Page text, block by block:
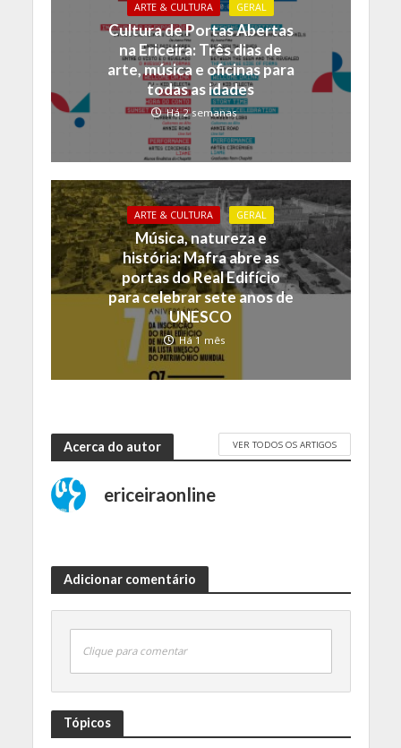
ARTE & CULTURA GERAL
Cultura de Portas Abertas
na Ericeira: Três dias de
arte, música e oficinas para
todas as idades
Há 2 semanas
ARTE & CULTURA GERAL
Música, natureza e
história: Mafra abre as
portas do Real Edifício
para celebrar sete anos de
UNESCO
Há 1 mês
Acerca do autor VER TODOS OS ARTIGOS
ericeiraonline
Adicionar comentário
Clique para comentar
Tópicos